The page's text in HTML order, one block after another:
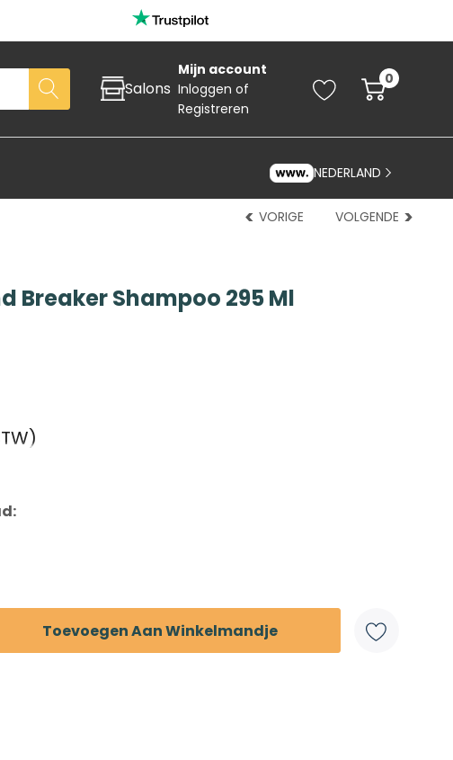
Salons
Mijn account
Inloggenof
Registreren
0
NEDERLAND
VORIGE VOLGENDE
Breaker Shampoo 295 Ml